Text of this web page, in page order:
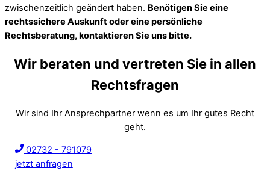
zwischenzeitlich geändert haben. Benötigen Sie eine
rechtssichere Auskunft oder eine persönliche
Rechtsberatung, kontaktieren Sie uns bitte.
Wir beraten und vertreten Sie in allen
Rechtsfragen
Wir sind Ihr Ansprechpartner wenn es um Ihr gutes Recht
geht.
02732 - 791079
jetzt anfragen